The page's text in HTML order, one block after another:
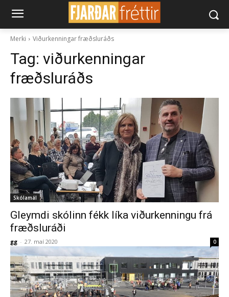
Merki Viðurkenningar fræðsluráðs
Tag: viðurkenningar
fræðsluráðs
Skólamál
Gleymdi skólinn fékk líka viðurkenningu frá
fræðsluráði
gg - 27. maí 2020 0